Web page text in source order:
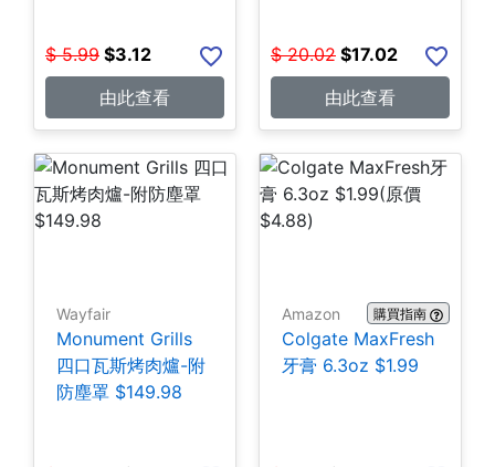
$ 5.99 $3.12
由此查看
$ 20.02 $17.02
由此查看
Wayfair
Monument Grills
四口瓦斯烤肉爐-附
防塵罩 $149.98
Amazon 購買指南
Colgate MaxFresh
牙膏 6.3oz $1.99